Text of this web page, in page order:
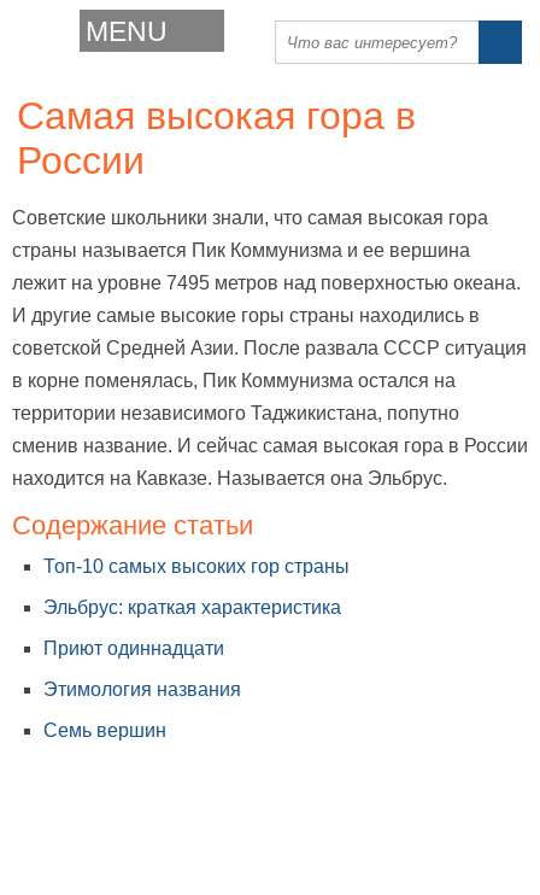
MENU
Самая высокая гора в
России
Советские школьники знали, что самая высокая гора
страны называется Пик Коммунизма и ее вершина
лежит на уровне 7495 метров над поверхностью океана.
И другие самые высокие горы страны находились в
советской Средней Азии. После развала СССР ситуация
в корне поменялась, Пик Коммунизма остался на
территории независимого Таджикистана, попутно
сменив название. И сейчас самая высокая гора в России
находится на Кавказе. Называется она Эльбрус.
Содержание статьи
Топ-10 самых высоких гор страны
Эльбрус: краткая характеристика
Приют одиннадцати
Этимология названия
Семь вершин